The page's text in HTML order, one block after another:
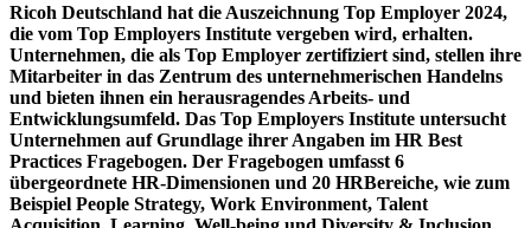
Ricoh Deutschland hat die Auszeichnung Top Employer 2024,
die vom Top Employers Institute vergeben wird, erhalten.
Unternehmen, die als Top Employer zertifiziert sind, stellen ihre
Mitarbeiter in das Zentrum des unternehmerischen Handelns
und bieten ihnen ein herausragendes Arbeits- und
Entwicklungsumfeld. Das Top Employers Institute untersucht
Unternehmen auf Grundlage ihrer Angaben im HR Best
Practices Fragebogen. Der Fragebogen umfasst 6
übergeordnete HR-Dimensionen und 20 HRBereiche, wie zum
Beispiel People Strategy, Work Environment, Talent